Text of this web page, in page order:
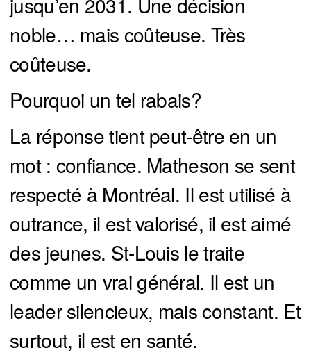
noble… mais coûteuse. Très
coûteuse.
Pourquoi un tel rabais?
La réponse tient peut-être en un
mot : confiance. Matheson se sent
respecté à Montréal. Il est utilisé à
outrance, il est valorisé, il est aimé
des jeunes. St-Louis le traite
comme un vrai général. Il est un
leader silencieux, mais constant. Et
surtout, il est en santé.